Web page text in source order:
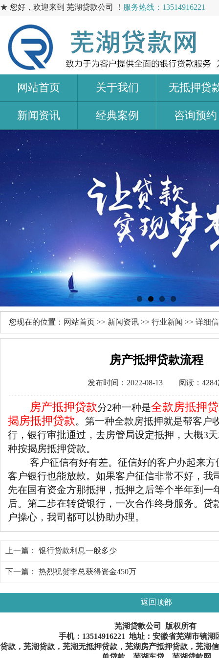
★ 您好，欢迎来到 芜湖贷款公司 ！ 服务热线：13514916221
网站首页 关于我们 无抵押贷
新闻资讯 经典案例 咨询预约
您现在的位置： 网站首页 >> 新闻资讯 >> 行业新闻 >> 详细
房产抵押贷款流程
发布时间：2022-08-13 阅读：4284
房产抵押贷款分2种一种是全款房抵押
揭房抵押贷款。第一种全款房抵押就是帮客户
行，银行审批通过，去房管局设定抵押，大概3
种按揭房抵押贷款。
客户征信有好有差。征信好的客户办起来方
客户银行也能放款。如果客户征信非常不好，我
先在国有资金方那抵押，抵押之后等个半年到一
后。第二步在转贷银行，一次合作终身服务。贷
户操心，我司都可以协助办理。
上一篇： 银行贷款利息一般多少
下一篇： 热烈祝贺李总获得资金450万
返回顶部
芜湖贷款公司 版权所有
手机： 13514916221 地址：安徽省芜湖市镜湖
贷款，芜湖贷款，芜湖无抵押贷款，芜湖房产抵押贷款，芜湖